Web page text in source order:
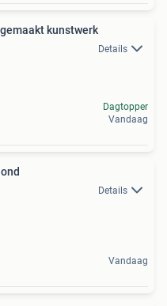
kunstwerk
Details
Dagtopper
Vandaag
Details
Vandaag